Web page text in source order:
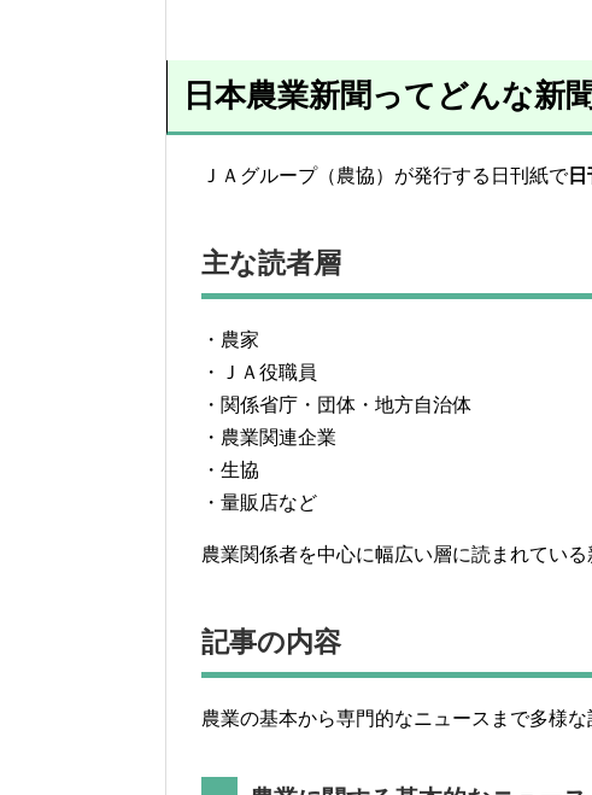
日本農業新聞ってどんな新
ＪＡグループ（農協）が発行する日刊紙で日
主な読者層
・農家
・ＪＡ役職員
・関係省庁・団体・地方自治体
・農業関連企業
・生協
・量販店など
農業関係者を中心に幅広い層に読まれている
記事の内容
農業の基本から専門的なニュースまで多様な